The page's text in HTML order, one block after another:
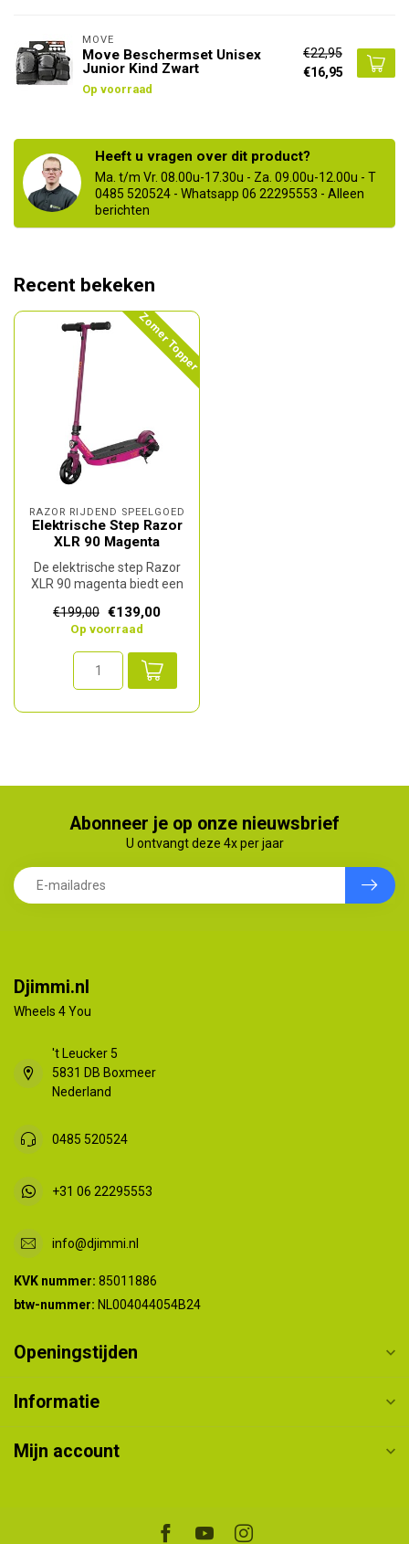
MOVE
Move Beschermset Unisex
Junior Kind Zwart
Op voorraad
€22,95
€16,95
Heeft u vragen over dit product?
Ma. t/m Vr. 08.00u-17.30u - Za. 09.00u-12.00u - T
0485 520524 - Whatsapp 06 22295553 - Alleen
berichten
Recent bekeken
Zomer Topper
RAZOR RIJDEND SPEELGOED
Elektrische Step Razor
XLR 90 Magenta
De elektrische step Razor
XLR 90 magenta biedt een
rije...
€199,00 €139,00
Op voorraad
Abonneer je op onze nieuwsbrief
U ontvangt deze 4x per jaar
Djimmi.nl
Wheels 4 You
't Leucker 5
5831 DB Boxmeer
Nederland
0485 520524
+31 06 22295553
info@djimmi.nl
KVK nummer: 85011886
btw-nummer: NL004044054B24
Openingstijden
Informatie
Mijn account